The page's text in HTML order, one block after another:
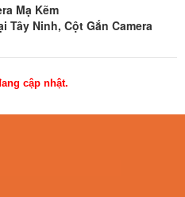
Mạ Kẽm
Tây Ninh, Cột Gắn Camera
cập nhật.